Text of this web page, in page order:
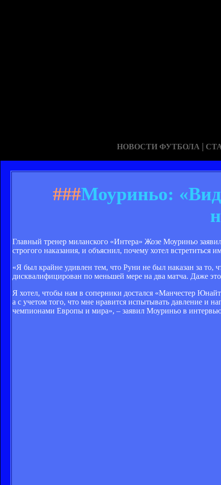
НОВОСТИ ФУТБОЛА |
###Моуриньо:
Главный тренер миланского «Интера» Жозе Моуриньо
строгого наказания, и объяснил, почему хотел
«Я был крайне удивлен тем, что Руни не был наказан за то,
дисквалифицирован по меньшей мере на два матча. Даже
Я хотел, чтобы нам в соперники достался «Манчестер
а с учетом того, что мне нравится испытывать давление и
чемпионами Европы и мира», – заявил Моуриньо в